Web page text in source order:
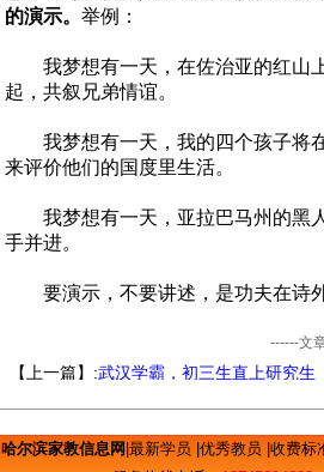
的演示。 举例：
我梦想有一天，在佐治亚的红山上
起，共叙兄弟情谊。
我梦想有一天，我的四个孩子将在
来评价他们的国度里生活。
我梦想有一天，亚拉巴马州的黑人
手并进。
要演示，不要讲述，是功夫在诗外
------文
【上一篇】:武汉学霸，初三生直上研究生
哈尔滨家教信息网 最新学员 优秀教员 收费标